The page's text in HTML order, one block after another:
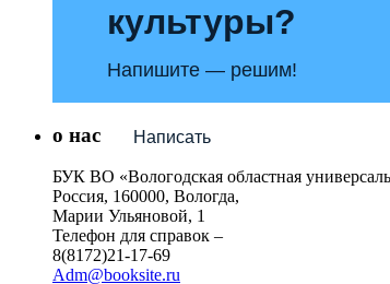
культуры?
Напишите — решим!
Написать
о нас
БУК ВО «Вологодская областная
Россия, 160000, Вологда,
Марии Ульяновой, 1
Телефон для справок –
8(8172)21-17-69
Adm@booksite.ru